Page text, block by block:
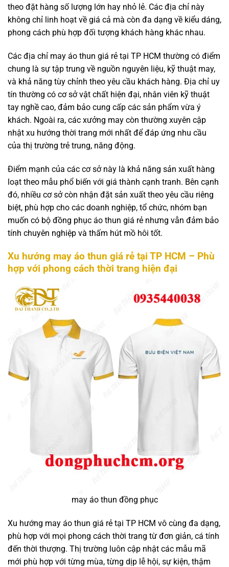
theo đặt hàng số lượng lớn hay nhỏ lẻ. Các địa chỉ này
không chỉ linh hoạt về giá cả mà còn đa dạng về kiểu dáng,
phong cách phù hợp đối tượng khách hàng khác nhau.
Các địa chỉ may áo thun giá rẻ tại TP HCM thường có điểm
chung là sự tập trung về nguồn nguyên liệu, kỹ thuật may,
và khả năng tùy chỉnh theo yêu cầu khách hàng. Địa chỉ uy
tín thường có cơ sở vật chất hiện đại, nhân viên kỹ thuật
tay nghề cao, đảm bảo cung cấp các sản phẩm vừa ý
khách. Ngoài ra, các xưởng may còn thường xuyên cập
nhật xu hướng thời trang mới nhất để đáp ứng nhu cầu
của thị trường trẻ trung, năng động.
Điểm mạnh của các cơ sở này là khả năng sản xuất hàng
loạt theo mẫu phổ biến với giá thành cạnh tranh. Bên cạnh
đó, nhiều cơ sở còn nhận đặt sản xuất theo yêu cầu riêng
biệt, phù hợp cho các doanh nghiệp, tổ chức, nhóm bạn
muốn có bộ đồng phục áo thun giá rẻ nhưng vẫn đảm bảo
tính chuyên nghiệp và thấm hút mồ hôi tốt.
Xu hướng may áo thun giá rẻ tại TP HCM – Phù
hợp với phong cách thời trang hiện đại
may áo thun đồng phục
Xu hướng may áo thun giá rẻ tại TP HCM vô cùng đa dạng,
phù hợp với mọi phong cách thời trang từ đơn giản, cá tính
đến thời thượng. Thị trường luôn cập nhật các mẫu mã
mới phù hợp với từng mùa, từng dịp lễ hội, sự kiện, thậm